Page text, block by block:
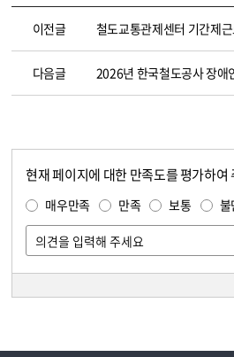
이전글
다음글
현재 페이지에 대한 만족도를 평가하여
매우만족 만족 보통 불